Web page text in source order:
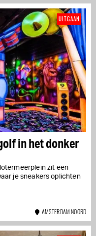
in het donker
zit een
je sneakers oplichten
UITGAAN
AMSTERDAM NOORD